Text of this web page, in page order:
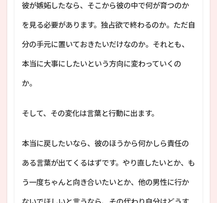
彼が嫉妬したなら、そこから彼の中で何が育つのか
を見る必要があります。独占欲で終わるのか。ただ自
分の手元に置いておきたいだけなのか。それとも、
本当に大事にしたいという方向に変わっていくの
か。
そして、その変化は言葉と行動に出ます。
本当に戻したいなら、彼のほうから何かしら責任の
ある言葉が出てくるはずです。やり直したいとか、も
う一度ちゃんと向き合いたいとか、他の男性に行か